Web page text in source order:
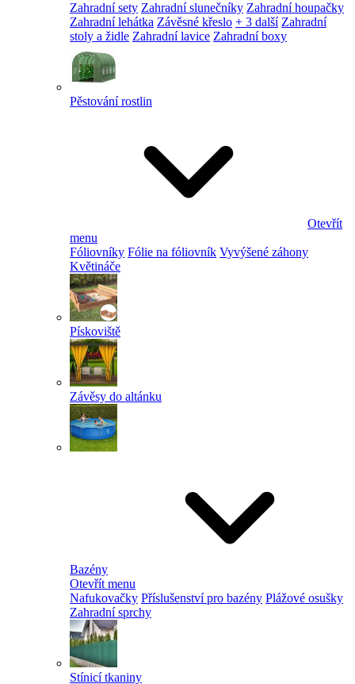
Zahradní sety Zahradní slunečníky Zahradní houpačky
Zahradní lehátka Závěsné křeslo + 3 další Zahradní
stoly a židle Zahradní lavice Zahradní boxy
Pěstování rostlin
Otevřít
menu
Fóliovníky Fólie na fóliovník Vyvýšené záhony
Květináče
Pískoviště
Závěsy do altánku
Bazény
Otevřít menu
Nafukovačky Příslušenství pro bazény Plážové osušky
Zahradní sprchy
Stínicí tkaniny